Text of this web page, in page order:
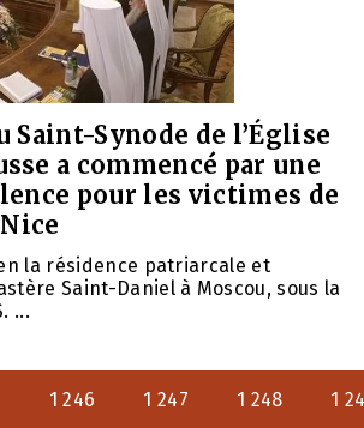
Saint-Synode de l’Église
a commencé par une
pour les victimes de
la résidence patriarcale et
Saint-Daniel à Moscou, sous la
...
1 246 1 247 1 248 1